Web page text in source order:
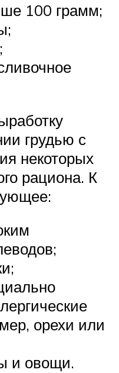
100 грамм;
грудью с
некоторых
рациона. К
орехи или
и овощи.